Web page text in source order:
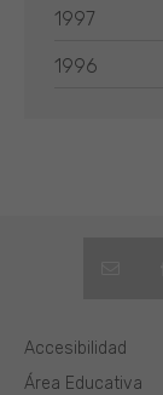
1997
1996
Área Educativa
Accesibilidad